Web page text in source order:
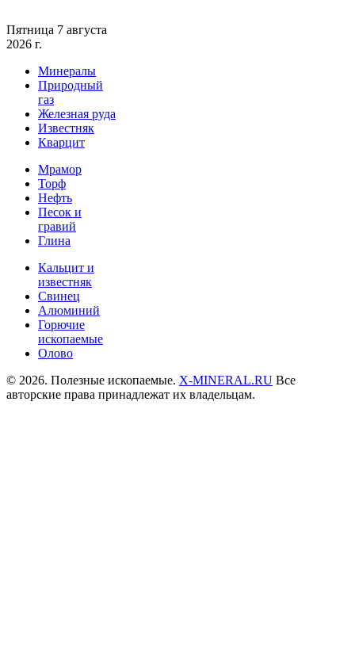
Пятница 7 августа
2026 г.
Минералы
Природный
газ
Железная руда
Известняк
Кварцит
Мрамор
Торф
Нефть
Песок и
гравий
Глина
Кальцит и
известняк
Свинец
Алюминий
Горючие
ископаемые
Олово
© 2026. Полезные ископаемые. X-MINERAL.RU Все
авторские права принадлежат их владельцам.